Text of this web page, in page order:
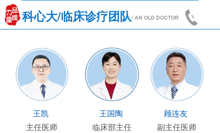
科心大/临床诊疗团队/ AN OLD DOCTOR
王凯
主任医师
王国陶
临床部主任
顾连友
副主任医师